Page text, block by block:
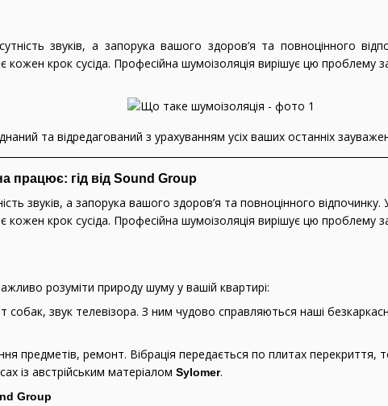
звуків, а запорука вашого здоров’я та повноцінного
кожен крок сусіда. Професійна шумоізоляція вирішує цю проблему
та відредагований з урахуванням усіх ваших останніх
працює: гід від Sound Group
звуків, а запорука вашого здоров’я та повноцінного
кожен крок сусіда. Професійна шумоізоляція вирішує цю проблему
розуміти природу шуму у вашій квартирі:
собак, звук телевізора. З ним чудово справляються наші
предметів, ремонт. Вібрація передається по плитах
із австрійським матеріалом Sylomer.
Group